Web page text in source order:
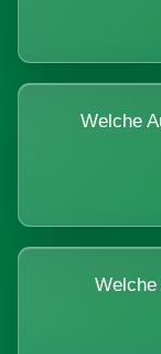
Welche
Welche